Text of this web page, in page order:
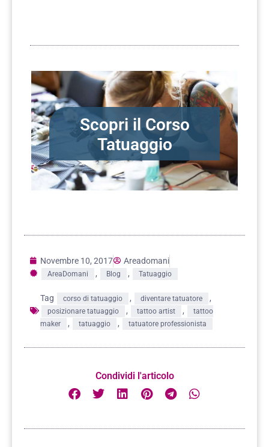
Scopri il Corso
Tatuaggio
Novembre 10, 2017 Areadomani
AreaDomani , Blog , Tatuaggio
Tag corso di tatuaggio , diventare tatuatore ,
posizionare tatuaggio , tattoo artist ,
tattoo
maker
, tatuaggio , tatuatore professionista
Condividi l'articolo